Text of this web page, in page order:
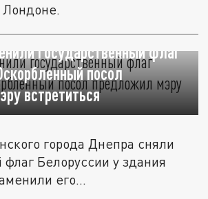
Лондоне.
государственный флаг
посол
встретиться
города Днепра сняли
Белоруссии у здания
его...